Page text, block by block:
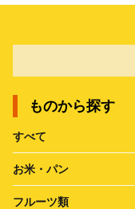
ものから探す
すべて
お米・パン
フルーツ類